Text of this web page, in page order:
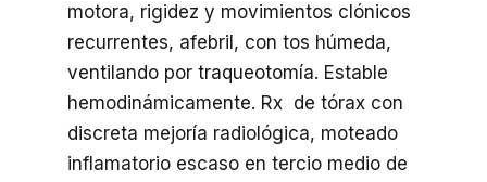
motora, rigidez y movimientos clónicos
recurrentes, afebril, con tos húmeda,
ventilando por traqueotomía. Estable
hemodinámicamente. Rx de tórax con
discreta mejoría radiológica, moteado
inflamatorio escaso en tercio medio de